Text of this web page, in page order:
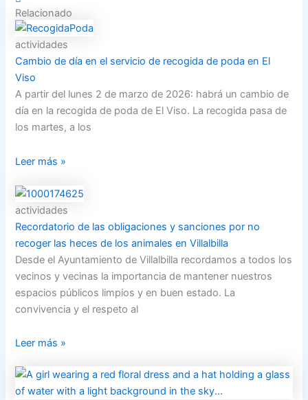
Relacionado
actividades
Cambio de día en el servicio de recogida de poda en El
Viso
A partir del lunes 2 de marzo de 2026: habrá un cambio de
día en la recogida de poda de El Viso. La recogida pasa de
los martes, a los
Leer más »
actividades
Recordatorio de las obligaciones y sanciones por no
recoger las heces de los animales en Villalbilla
Desde el Ayuntamiento de Villalbilla recordamos a todos los
vecinos y vecinas la importancia de mantener nuestros
espacios públicos limpios y en buen estado. La
convivencia y el respeto al
Leer más »